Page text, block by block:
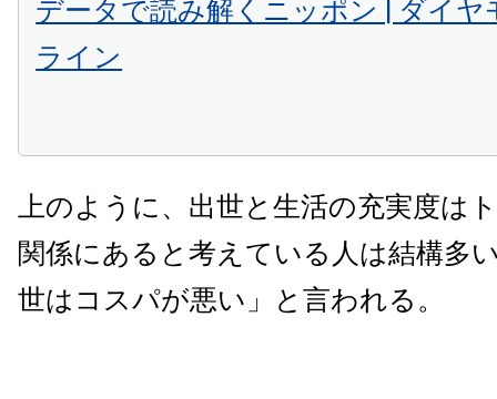
データで読み解くニッポン | ダイヤ
ライン
上のように、出世と生活の充実度は
関係にあると考えている人は結構多
世はコスパが悪い」と言われる。